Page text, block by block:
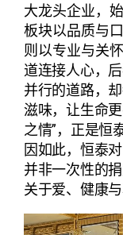
大龙头企业，
板块以品质与
则以专业与关
道连接人心，
并行的道路，
滋味，让生命
之情”，正是恒
因如此，恒泰
并非一次性的
关于爱、健康与